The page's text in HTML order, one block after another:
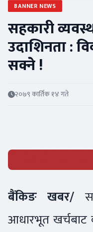
BANNER NEWS
सहकारी
उदाशिनता :
सक्ने !
२०७९ कार्तिक १४ गते
बैंकिङ खबर/
आधारभूत खर्चबाट